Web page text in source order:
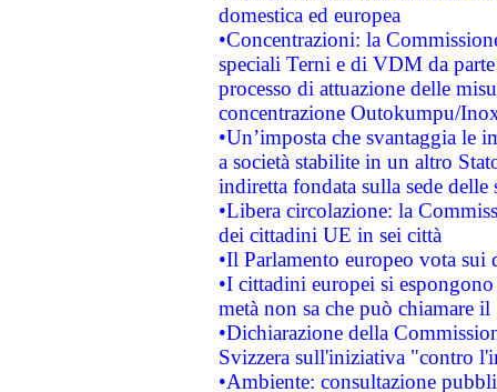
domestica ed europea
•Concentrazioni: la
speciali Terni e di VDM da
processo di attuazione delle
concentrazione Outokumpu/
•Un’imposta che svantaggia le
a società stabilite in un altro
indiretta fondata sulla sede delle
•Libera circolazione: la
dei cittadini UE in sei città
•Il Parlamento europeo vota sui
•I cittadini europei si
metà non sa che può chiamare
•Dichiarazione della
Svizzera sull'iniziativa "contro
•Ambiente: consultazione